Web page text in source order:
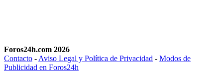
Foros24h.com 2026
Contacto - Aviso Legal y Política de Privacidad - Modos de
Publicidad en Foros24h